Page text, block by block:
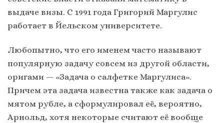
выдаче визы. С 1991 года Григорий Маргулис
работает в Йельском университете.
Любопытно, что его именем часто называют
популярную задачу совсем из другой области,
оригами — «Задача о салфетке Маргулиса».
Причем эта задача известна также как задача о
мятом рубле, а сформулировал её, вероятно,
Арнольд, хотя некоторые считают её вообще